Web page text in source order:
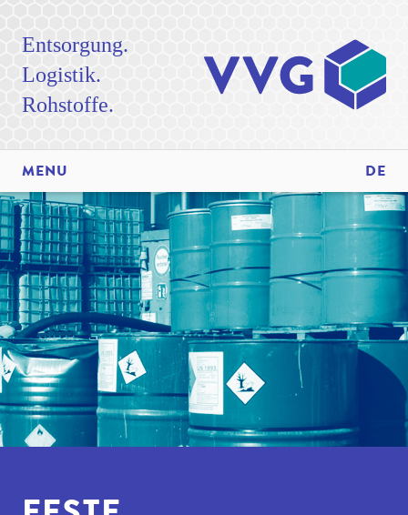
Entsorgung.
Logistik.
Rohstoffe.
MENU DE